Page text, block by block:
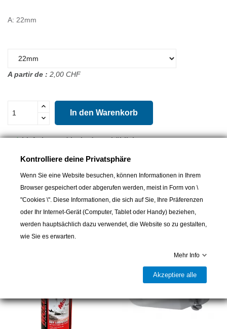
A: 22mm
A partir de : 2,00 CHF
In den Warenkorb
Lieferbar und im Laden erhältlich
Teilen
weitere Produkte
Kontrolliere deine Privatsphäre
Wenn Sie eine Website besuchen, können Informationen in Ihrem
Browser gespeichert oder abgerufen werden, meist in Form von \
"Cookies \". Diese Informationen, die sich auf Sie, Ihre Präferenzen
oder Ihr Internet-Gerät (Computer, Tablet oder Handy) beziehen,
werden hauptsächlich dazu verwendet, die Website so zu gestalten,
wie Sie es erwarten.
Mehr Info
Akzeptiere alle